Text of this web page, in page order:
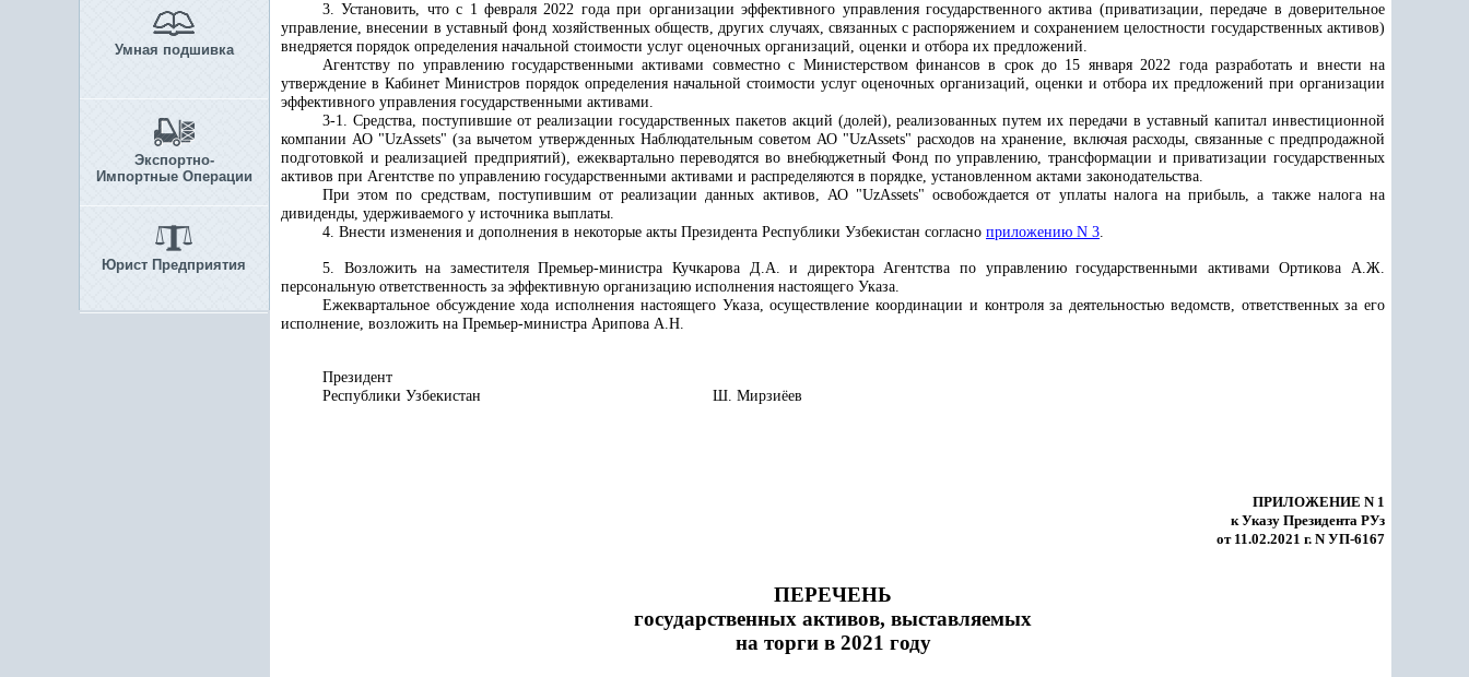
Умная подшивка
Экспортно-
Импортные Операции
Юрист Предприятия
3.Установить, что с 1 февраля 2022 года при организации эффективного управления государственного актива (приватизации, передаче в доверительное
управление, внесении в уставный фонд хозяйственных обществ, других случаях, связанных с распоряжением и сохранением целостности государственных активов)
внедряется порядок определения начальной стоимости услуг оценочных организаций, оценки и отбора их предложений.
Агентству по управлению государственными активами совместно с Министерством финансов в срок до 15 января 2022 года разработать и внести на
утверждение в Кабинет Министров порядок определения начальной стоимости услуг оценочных организаций, оценки и отбора их предложений при организации
эффективного управления государственными активами.
3-1. Средства, поступившие от реализации государственных пакетов акций (долей), реализованных путем их передачи в уставный капитал инвестиционной
компании АО "UzAssets" (за вычетом утвержденных Наблюдательным советом АО "UzAssets" расходов на хранение, включая расходы, связанные с предпродажной
подготовкой и реализацией предприятий), ежеквартально переводятся во внебюджетный Фонд по управлению, трансформации и приватизации государственных
активов при Агентстве по управлению государственными активами и распределяются в порядке, установленном актами законодательства.
При этом по средствам, поступившим от реализации данных активов, АО "UzAssets" освобождается от уплаты налога на прибыль, а также налога на
дивиденды, удерживаемого у источника выплаты.
4. Внести изменения и дополнения в некоторые акты Президента Республики Узбекистан согласно приложению N 3.
5. Возложить на заместителя Премьер-министра Кучкарова Д.А. и директора Агентства по управлению государственными активами Ортикова А.Ж.
персональную ответственность за эффективную организацию исполнения настоящего Указа.
Ежеквартальное обсуждение хода исполнения настоящего Указа, осуществление координации и контроля за деятельностью ведомств, ответственных за его
исполнение, возложить на Премьер-министра Арипова А.Н.
Президент
Республики Узбекистан Ш. Мирзиёев
ПРИЛОЖЕНИЕ N 1
к Указу Президента РУз
от 11.02.2021 г. N УП-6167
ПЕРЕЧЕНЬ
государственных активов, выставляемых
на торги в 2021 году